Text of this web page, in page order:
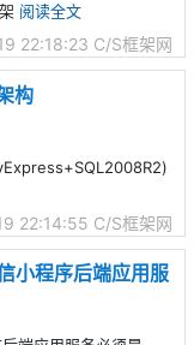
阅读全文
22:18:23 C/S框架网
构
22:14:55 C/S框架网
小程序后端应用服